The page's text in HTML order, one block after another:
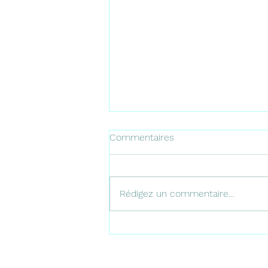
Commentaires
Rédigez un commentaire...